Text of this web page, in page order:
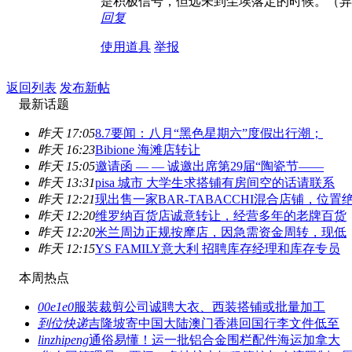
回复
使用道具 举报
返回列表 发布新帖
最新话题
昨天 17:058.7要闻：八月“黑色星期六”度假出行潮；
昨天 16:23Bibione 海滩店转让
昨天 15:05邀请函 — — 诚邀出席第29届“陶瓷节——
昨天 13:31pisa 城市 大学生求搭铺有房间空的话请联系
昨天 12:21现出售一家BAR-TABACCHI混合店铺，位置
昨天 12:20维罗纳百货店诚意转让，经营多年的老牌百货
昨天 12:20米兰周边正规按摩店，因急需资金周转，现低
昨天 12:15YS FAMILY意大利 招聘库存经理和库存专员
本周热点
00e1e0服装裁剪公司诚聘大衣、西装搭铺或批量加工
到位快递吉隆坡寄中国大陆澳门香港回国行李文件低至
linzhipeng通俗易懂！运一批铝合金围栏配件海运加拿大